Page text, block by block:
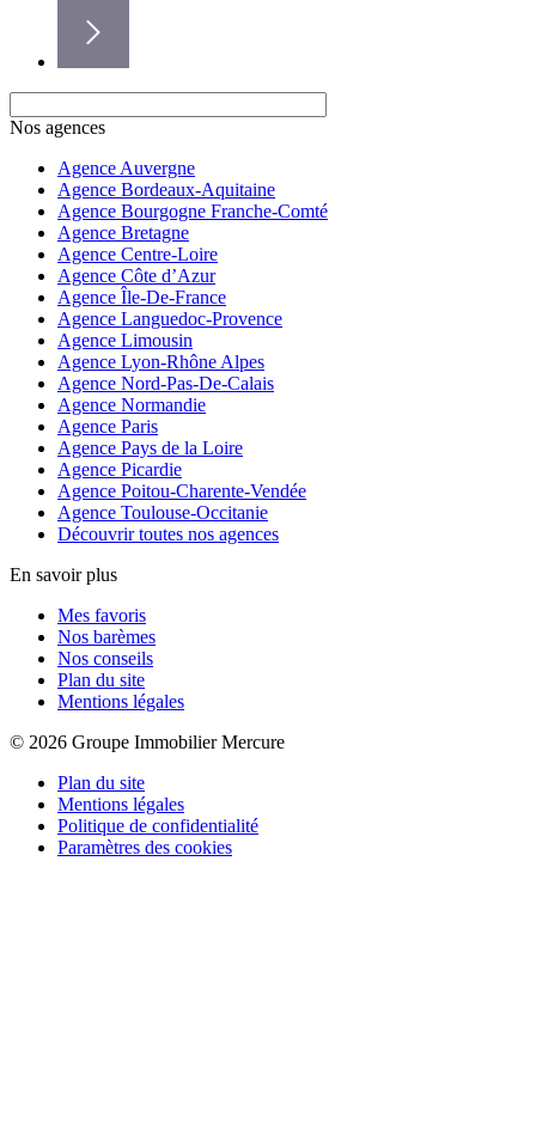
Nos agences
Agence Auvergne
Agence Bordeaux-Aquitaine
Agence Bourgogne Franche-Comté
Agence Bretagne
Agence Centre-Loire
Agence Côte d’Azur
Agence Île-De-France
Agence Languedoc-Provence
Agence Limousin
Agence Lyon-Rhône Alpes
Agence Nord-Pas-De-Calais
Agence Normandie
Agence Paris
Agence Pays de la Loire
Agence Picardie
Agence Poitou-Charente-Vendée
Agence Toulouse-Occitanie
Découvrir toutes nos agences
En savoir plus
Mes favoris
Nos barèmes
Nos conseils
Plan du site
Mentions légales
© 2026 Groupe Immobilier Mercure
Plan du site
Mentions légales
Politique de confidentialité
Paramètres des cookies